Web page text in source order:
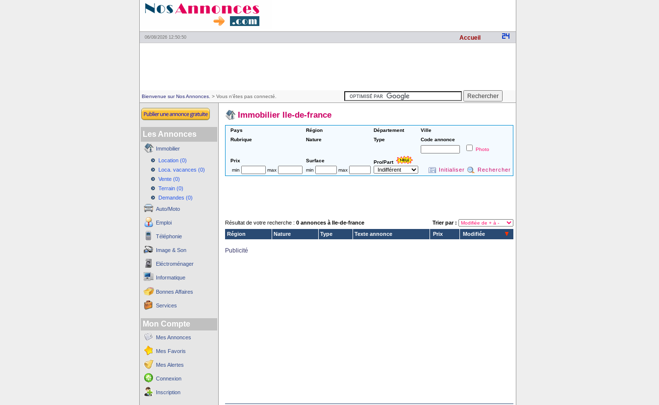
06/08/2026 12:50:50 Accueil
Bienvenue sur Nos Annonces. > Vous n'êtes pas connecté.
Les Annonces
Immobilier
Location (0)
Loca. vacances (0)
Vente (0)
Terrain (0)
Demandes (0)
Auto/Moto
Emploi
Téléphonie
Image & Son
Eléctroménager
Informatique
Bonnes Affaires
Services
Mon Compte
Mes Annonces
Mes Favoris
Mes Alertes
Connexion
Inscription
Immobilier Ile-de-france
Pays Région Département
Ville
Rubrique
Nature Type
Code annonce
Photo
Prix Surface
Pro/Part
min
max min max Initialiser Rechercher
Résultat de votre recherche : 0 annonces à Ile-de-france
Trier par :
Région
Nature Type Texte annonce Prix Modifiée
Publicité